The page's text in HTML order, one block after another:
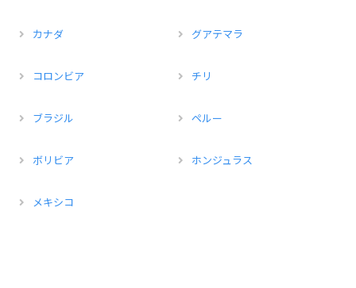
カナダ グアテマラ
コロンビア チリ
ブラジル ペルー
ボリビア ホンジュラス
メキシコ